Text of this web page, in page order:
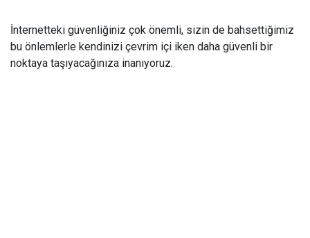
İnternetteki güvenliğiniz çok önemli, sizin de bahsettiğimiz
bu önlemlerle kendinizi çevrim içi iken daha güvenli bir
noktaya taşıyacağınıza inanıyoruz.